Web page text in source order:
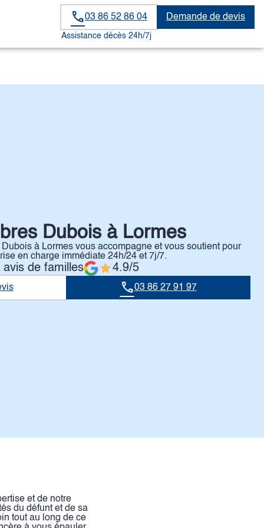
Assistance décès 24h/7j
03 86 52 86 04 Demande de devis
ESPACE FAMILLE
Dubois à Lormes
Dubois à Lormes vous accompagne et vous soutient pour
en charge immédiate 24h/24 et 7j/7.
avis de familles 4.9/5
03 86 27 91 97
et de notre
du défunt et de sa
tout au long de ce